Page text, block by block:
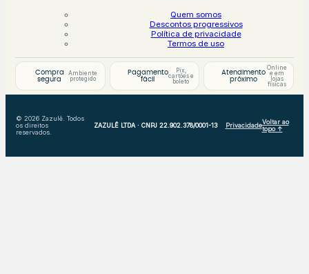
Quem somos
Descontos progressivos
Política de privacidade
Termos de uso
Compra
segura
Ambiente
protegido
Pagamento
fácil
Pix,
cartões e
boleto
Atendimento
próximo
Online
e em
lojas
físicas
© 2026 Zazulê. Todos
os direitos
reservados.
ZAZULÊ LTDA · CNPJ 22.902.378/0001-13 PrivacidadeVoltar ao
topo ↑